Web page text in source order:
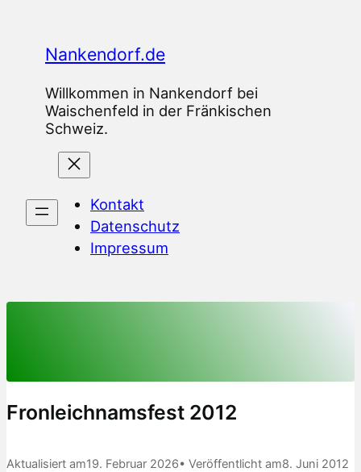
springenNankendorf.de
Willkommen in Nankendorf bei
Waischenfeld in der Fränkischen
Schweiz.
Kontakt
Datenschutz
Impressum
Fronleichnamsfest 2012
Aktualisiert am19. Februar 2026• Veröffentlicht am8. Juni 2012